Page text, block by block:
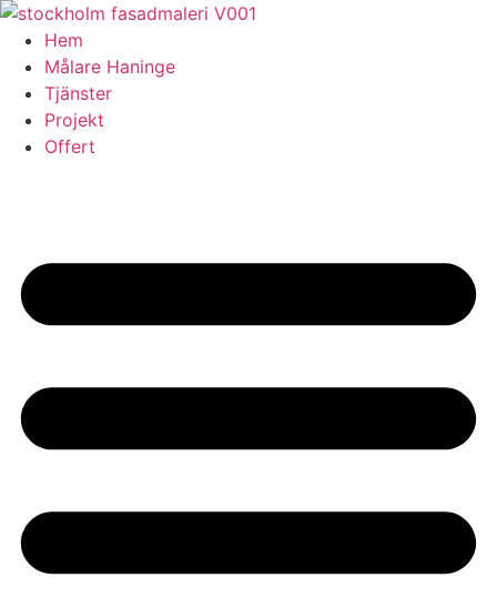
Skip
content
Hem
Målare Haninge
Tjänster
Projekt
Offert